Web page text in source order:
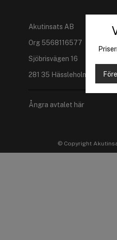
Akutinsats AB
Org 5568116577
Sjöbrisvägen 16
281 35 Hässleholm
Ångra avtalet här
© Copyright